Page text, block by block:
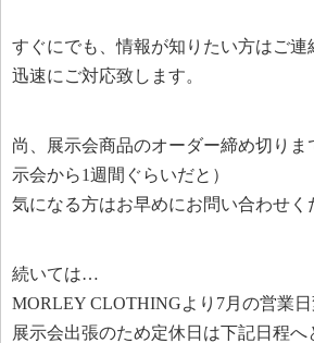
すぐにでも、情報が知りたい方はご連
迅速にご対応致します。
尚、展示会商品のオーダー締め切り
示会から1週間ぐらいだと）
気になる方はお早めにお問い合わせく
続いては…
MORLEY CLOTHINGより7月の営業
展示会出張のため定休日は下記日程